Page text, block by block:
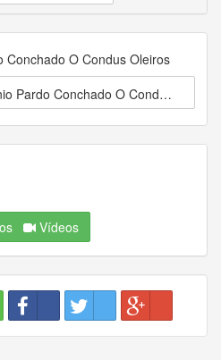
Conchado O Condus Oleiros
Cómo llegar a Eugenio Pardo Conchado O Condus Oleiros
Vídeos